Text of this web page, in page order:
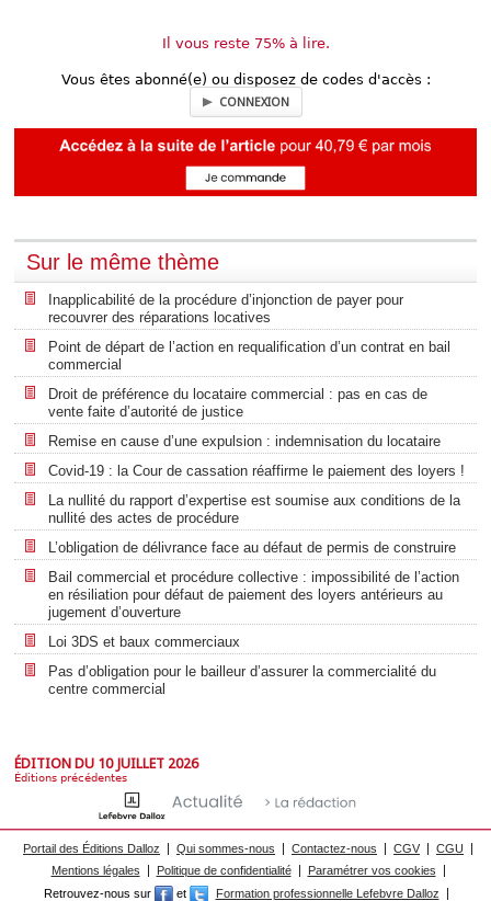
Il vous reste 75% à lire.
Vous êtes abonné(e) ou disposez de codes d'accès :
CONNEXION
Sur le même thème
Inapplicabilité de la procédure d’injonction de payer pour
recouvrer des réparations locatives
Point de départ de l’action en requalification d’un contrat en bail
commercial
Droit de préférence du locataire commercial : pas en cas de
vente faite d’autorité de justice
Remise en cause d’une expulsion : indemnisation du locataire
Covid-19 : la Cour de cassation réaffirme le paiement des loyers !
La nullité du rapport d’expertise est soumise aux conditions de la
nullité des actes de procédure
L’obligation de délivrance face au défaut de permis de construire
Bail commercial et procédure collective : impossibilité de l’action
en résiliation pour défaut de paiement des loyers antérieurs au
jugement d’ouverture
Loi 3DS et baux commerciaux
Pas d’obligation pour le bailleur d’assurer la commercialité du
centre commercial
ÉDITION DU 10 JUILLET 2026
Éditions précédentes
Portail des Éditions Dalloz Qui sommes-nous Contactez-nous CGV
CGU
Mentions légales
Politique de confidentialité
Paramétrer vos cookies
Retrouvez-nous sur
et Formation professionnelle Lefebvre Dalloz